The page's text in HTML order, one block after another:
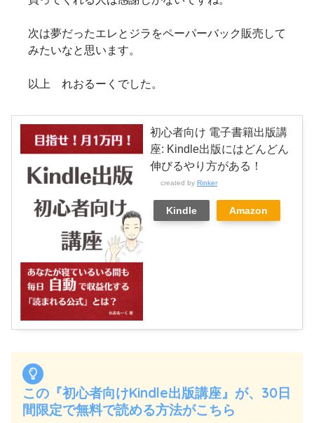
次は夢だったエレとジラをペーパーバック販売して
みたいなと思います。
以上 れおるーくでした。
初心者向け 電子書籍出版講
座: Kindle出版にはどんどん
伸びるやり方がある！
created by Rinker
Kindle Amazon
この『初心者向けKindle出版講座』が、30日
間限定で無料で読める方法がこちら